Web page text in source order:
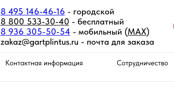
8 495 146-46-16 - городской
8 800 533-30-40 - бесплатный
8 936 305-50-54 - мобильный (MAX)
zakaz@gartplintus.ru - почта для заказа
Контактная информация Сотрудничество